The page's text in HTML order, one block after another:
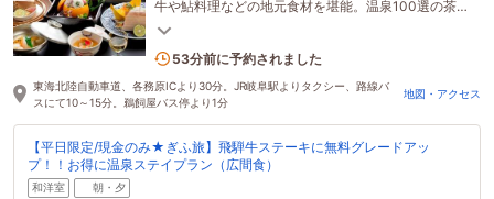
牛や鮎料理などの地元食材を堪能。温泉100選の茶褐
色の源泉かけ流し露天風呂を満喫してください！
1名がこの宿を見ています
53分前に予約されました
東海北陸自動車道、各務原ICより30分。JR岐阜駅よりタクシー、路線バ
スにて10～15分。鵜飼屋バス停より1分
地図・アクセス
【平日限定/現金のみ★ぎふ旅】飛騨牛ステーキに無料グレードアッ
プ！！お得に温泉ステイプラン（広間食）
和洋室 朝・夕